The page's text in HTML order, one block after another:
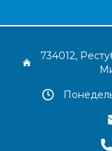
734012,